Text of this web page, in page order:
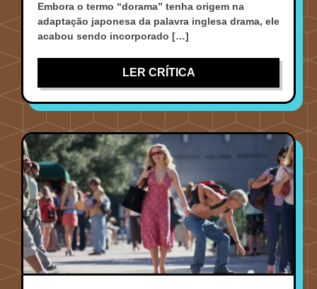
Embora o termo “dorama” tenha origem na
adaptação japonesa da palavra inglesa drama, ele
acabou sendo incorporado […]
LER CRÍTICA